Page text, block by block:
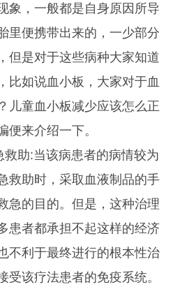
象，一般都是自身原因所导
里便携带出来的，一少部分
但是对于这些病种大家知道
比如说血小板，大家对于血
儿童血小板减少应该怎么正
便来介绍一下。
救助:当该病患者的病情较为
救助时，采取血液制品的手
急的目的。但是，这种治理
患者都承担不起这样的经济
不利于最终进行的根本性治
受该疗法患者的免疫系统。